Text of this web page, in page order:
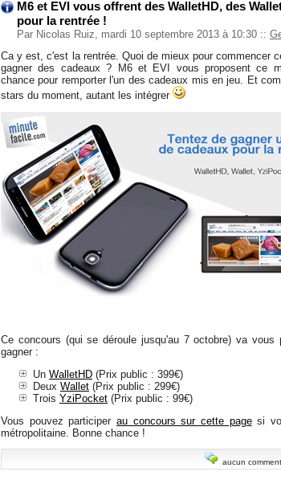
M6 et EVI vous offrent des WalletHD, des
pour la rentrée !
Par Nicolas Ruiz, mardi 10 septembre 2013 à 10:30 ::
Ca y est, c'est la rentrée. Quoi de mieux pour commencer
gagner des cadeaux ? M6 et EVI vous proposent ce
chance pour remporter l'un des cadeaux mis en jeu. Et
stars du moment, autant les intégrer
Ce concours (qui se déroule jusqu'au 7 octobre) va vous
gagner :
Un WalletHD (Prix public : 399€)
Deux Wallet (Prix public : 299€)
Trois YziPocket (Prix public : 99€)
Vous pouvez participer au concours sur cette pagesi
métropolitaine. Bonne chance !
aucun